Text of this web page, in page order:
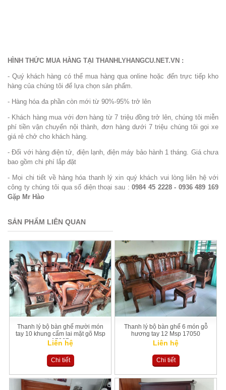
HÌNH THỨC MUA HÀNG TẠI THANHLYHANGCU.NET.VN :
- Quý khách hàng có thể mua hàng qua online hoặc đến trực tiếp kho
hàng của chúng tôi để lựa chọn sản phẩm.
- Hàng hóa đa phần còn mới từ 90%-95% trở lên
- Khách hàng mua với đơn hàng từ 7 triệu đồng trở lên, chúng tôi miễn
phí tiền vận chuyển nội thành, đơn hàng dưới 7 triệu chúng tôi gọi xe
giá rẻ chở cho khách hàng.
- Đối với hàng điện tử, điện lạnh, điện máy bảo hành 1 tháng. Giá chưa
bao gồm chi phí lắp đặt
- Mọi chi tiết về hàng hóa thanh lý xin quý khách vui lòng liên hệ với
công ty chúng tôi qua số điện thoại sau :0984 45 2228 - 0936 489 169
Gặp Mr Hào
SẢN PHẨM LIÊN QUAN
Thanh lý bộ bàn ghế mười món
tay 10 khung cẩm lai mặt gõ Msp
17067
Liên hệ
Chi tiết
Thanh lý bộ bàn ghế 6 món gỗ
hương tay 12 Msp 17050
Liên hệ
Chi tiết